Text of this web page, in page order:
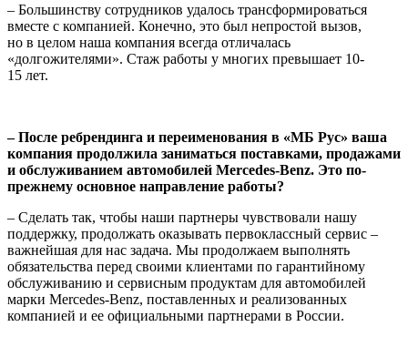
– Большинству сотрудников удалось трансформироваться
вместе с компанией. Конечно, это был непростой вызов,
но в целом наша компания всегда отличалась
«долгожителями». Стаж работы у многих превышает 10-
15 лет.
– После ребрендинга и переименования в «МБ Рус» ваша
компания продолжила заниматься поставками, продажами
и обслуживанием автомобилей Mercedes-Benz. Это по-
прежнему основное направление работы?
– Сделать так, чтобы наши партнеры чувствовали нашу
поддержку, продолжать оказывать первоклассный сервис –
важнейшая для нас задача. Мы продолжаем выполнять
обязательства перед своими клиентами по гарантийному
обслуживанию и сервисным продуктам для автомобилей
марки Mercedes-Benz, поставленных и реализованных
компанией и ее официальными партнерами в России.